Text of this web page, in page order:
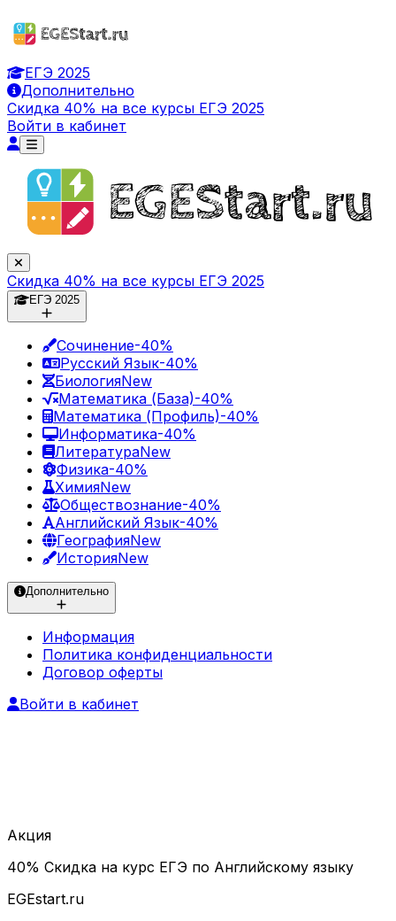
ЕГЭ 2025
Дополнительно
Скидка 40% на все курсы ЕГЭ 2025
Войти в кабинет
Скидка 40% на все курсы ЕГЭ 2025
ЕГЭ 2025
Сочинение-40%
Русский Язык-40%
БиологияNew
Математика (База)-40%
Математика (Профиль)-40%
Информатика-40%
ЛитератураNew
Физика-40%
ХимияNew
Обществознание-40%
Английский Язык-40%
ГеографияNew
ИсторияNew
Дополнительно
Информация
Политика конфиденциальности
Договор оферты
Войти в кабинет
Акция
40% Скидка на курс ЕГЭ по Английскому языку
EGEstart.ru